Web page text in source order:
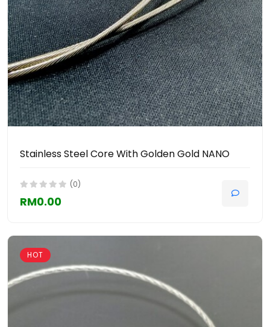
Stainless Steel Core With Golden Gold NANO
(0)
RM0.00
HOT